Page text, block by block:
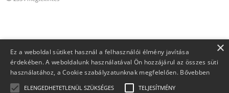
×
Ez a weboldal sütiket használ a felhasználói élmény javítása
érdekében. A weboldalunk használatával Ön hozzájárul az összes süti
használatához, a Cookie szabályzatunknak megfelelően. Bővebben
ELENGEDHETETLENÜL SZÜKSÉGES TELJESÍTMÉNY